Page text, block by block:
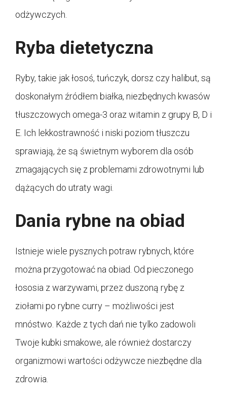
odżywczych.
Ryba dietetyczna
Ryby, takie jak łosoś, tuńczyk, dorsz czy halibut, są
doskonałym źródłem białka, niezbędnych kwasów
tłuszczowych omega-3 oraz witamin z grupy B, D i
E. Ich lekkostrawność i niski poziom tłuszczu
sprawiają, że są świetnym wyborem dla osób
zmagających się z problemami zdrowotnymi lub
dążących do utraty wagi.
Dania rybne na obiad
Istnieje wiele pysznych potraw rybnych, które
można przygotować na obiad. Od pieczonego
łososia z warzywami, przez duszoną rybę z
ziołami po rybne curry – możliwości jest
mnóstwo. Każde z tych dań nie tylko zadowoli
Twoje kubki smakowe, ale również dostarczy
organizmowi wartości odżywcze niezbędne dla
zdrowia.